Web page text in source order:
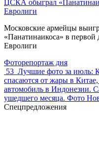
ЦСКА обыграл
Евролиги
Московские армейцы
«Панатинаикоса» в первой
Евролиги
Фоторепортаж дня
53 Лучшие фото за июль:
спасаются от жары в
автомобиль в Индонезии.
ушедшего месяца. Фото
Спецпредложения